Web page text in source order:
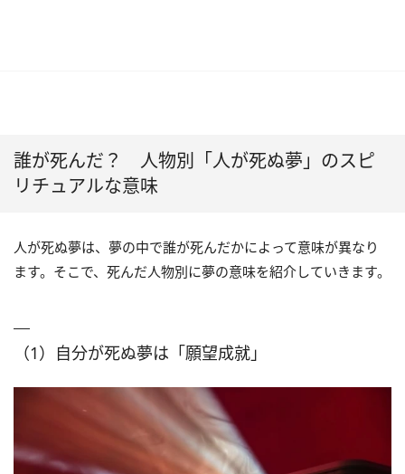
誰が死んだ？ 人物別「人が死ぬ夢」のスピ
リチュアルな意味
人が死ぬ夢は、夢の中で誰が死んだかによって意味が異なり
ます。そこで、死んだ人物別に夢の意味を紹介していきます。
（1）自分が死ぬ夢は「願望成就」